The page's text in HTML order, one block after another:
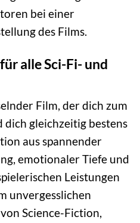
bei einer
des Films.
alle Sci-Fi- und
Film, der dich zum
dich gleichzeitig bestens
aus spannender
emotionaler Tiefe und
Leistungen
unvergesslichen
Science-Fiction,